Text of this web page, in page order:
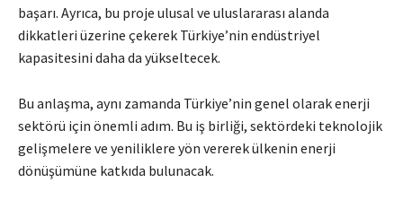
başarı. Ayrıca, bu proje ulusal ve uluslararası alanda
dikkatleri üzerine çekerek Türkiye’nin endüstriyel
kapasitesini daha da yükseltecek.
Bu anlaşma, aynı zamanda Türkiye’nin genel olarak enerji
sektörü için önemli adım. Bu iş birliği, sektördeki teknolojik
gelişmelere ve yeniliklere yön vererek ülkenin enerji
dönüşümüne katkıda bulunacak.